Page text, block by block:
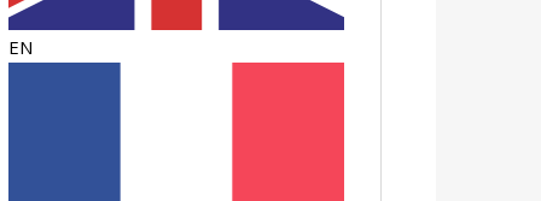
EN